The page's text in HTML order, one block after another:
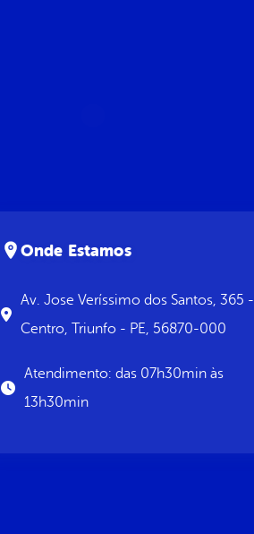
Onde Estamos
Av. Jose Veríssimo dos Santos, 365 -
Centro, Triunfo - PE, 56870-000
Atendimento: das 07h30min às
13h30min